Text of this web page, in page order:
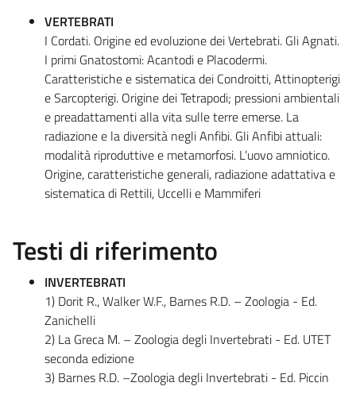
VERTEBRATI
I Cordati. Origine ed evoluzione dei Vertebrati. Gli Agnati.
I primi Gnatostomi: Acantodi e Placodermi.
Caratteristiche e sistematica dei Condroitti, Attinopterigi
e Sarcopterigi. Origine dei Tetrapodi; pressioni ambientali
e preadattamenti alla vita sulle terre emerse. La
radiazione e la diversità negli Anfibi. Gli Anfibi attuali:
modalità riproduttive e metamorfosi. L’uovo amniotico.
Origine, caratteristiche generali, radiazione adattativa e
sistematica di Rettili, Uccelli e Mammiferi
Testi di riferimento
INVERTEBRATI
1) Dorit R., Walker W.F., Barnes R.D. – Zoologia - Ed.
Zanichelli
2) La Greca M. – Zoologia degli Invertebrati - Ed. UTET
seconda edizione
3) Barnes R.D. –Zoologia degli Invertebrati - Ed. Piccin